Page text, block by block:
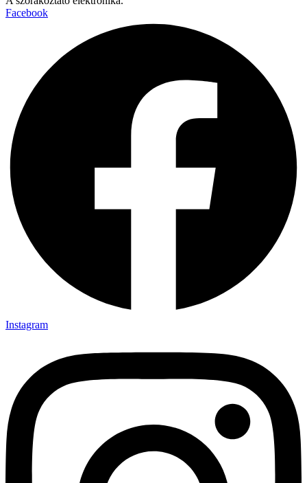
Facebook
Instagram